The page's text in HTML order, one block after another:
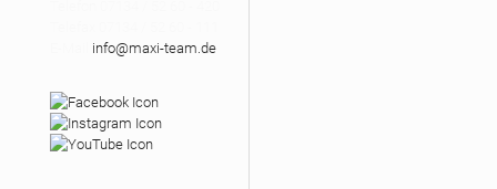
info@maxi-team.de